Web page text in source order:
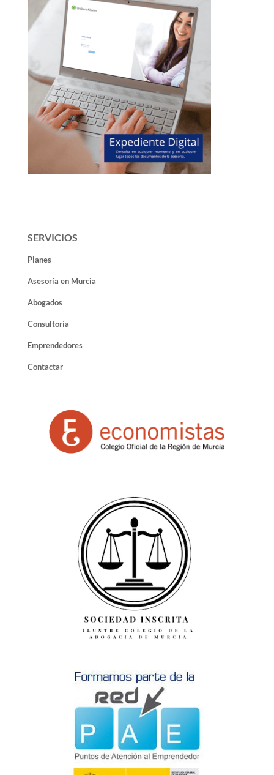
SERVICIOS
Planes
Asesoría en Murcia
Abogados
Consultoría
Emprendedores
Contactar